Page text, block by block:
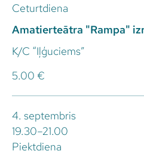
Ceturtdiena
Amatierteātra "Rampa"
K/C “Iļģuciems”
5.00 €
4. septembris
19.30–21.00
Piektdiena